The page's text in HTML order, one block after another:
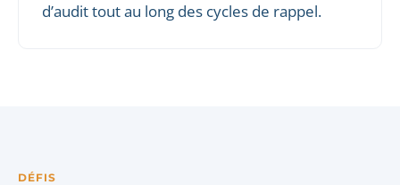
d’audit tout au long des cycles de rappel.
DÉFIS